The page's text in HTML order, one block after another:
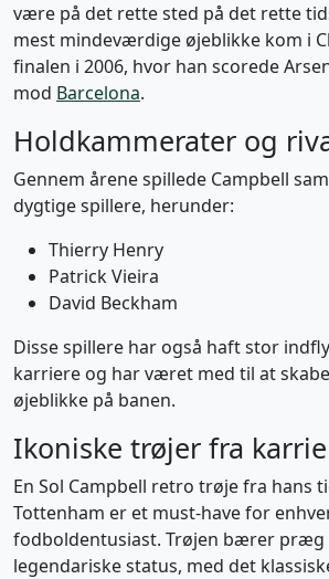
være på det rette sted på det rette
mest mindeværdige øjeblikke kom i
finalen i 2006, hvor han scorede
mod Barcelona.
Holdkammerater og
Gennem årene spillede Campbell
dygtige spillere, herunder:
Thierry Henry
Patrick Vieira
David Beckham
Disse spillere har også haft stor
karriere og har været med til at
øjeblikke på banen.
Ikoniske trøjer fra
En Sol Campbell retro trøje fra hans
Tottenham er et must-have for
fodboldentusiast. Trøjen bærer præg
legendariske status, med det